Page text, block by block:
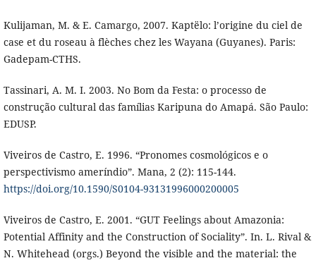
Kulijaman, M. & E. Camargo, 2007. Kaptëlo: l’origine du ciel de
case et du roseau à flèches chez les Wayana (Guyanes). Paris:
Gadepam-CTHS.
Tassinari, A. M. I. 2003. No Bom da Festa: o processo de
construção cultural das famílias Karipuna do Amapá. São Paulo:
EDUSP.
Viveiros de Castro, E. 1996. “Pronomes cosmológicos e o
perspectivismo ameríndio”. Mana, 2 (2): 115-144.
https://doi.org/10.1590/S0104-93131996000200005
Viveiros de Castro, E. 2001. “GUT Feelings about Amazonia:
Potential Affinity and the Construction of Sociality”. In. L. Rival &
N. Whitehead (orgs.) Beyond the visible and the material: the